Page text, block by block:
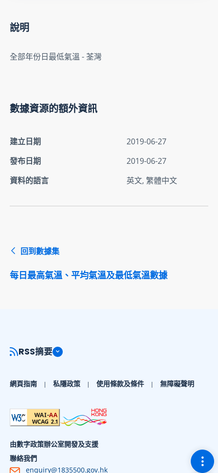
說明
全部年份日最低氣溫 - 荃灣
數據資源的額外資訊
建立日期
2019-06-27
發布日期
2019-06-27
資料的語言
英文, 繁體中文
回到數據集
每日最高氣溫、平均氣溫及最低氣溫數據
切
RSS摘要
網頁指南 私隱政策 使用條款及條件 無障礙聲明
由數字政策辦公室開發及支援
聯絡我們
enquiry@1835500.gov.hk